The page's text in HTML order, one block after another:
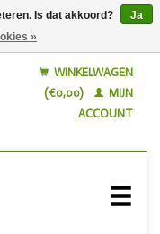
WINKELWAGEN
(€0,00)
MIJN
ACCOUNT
Is dat akkoord?
Ja
»